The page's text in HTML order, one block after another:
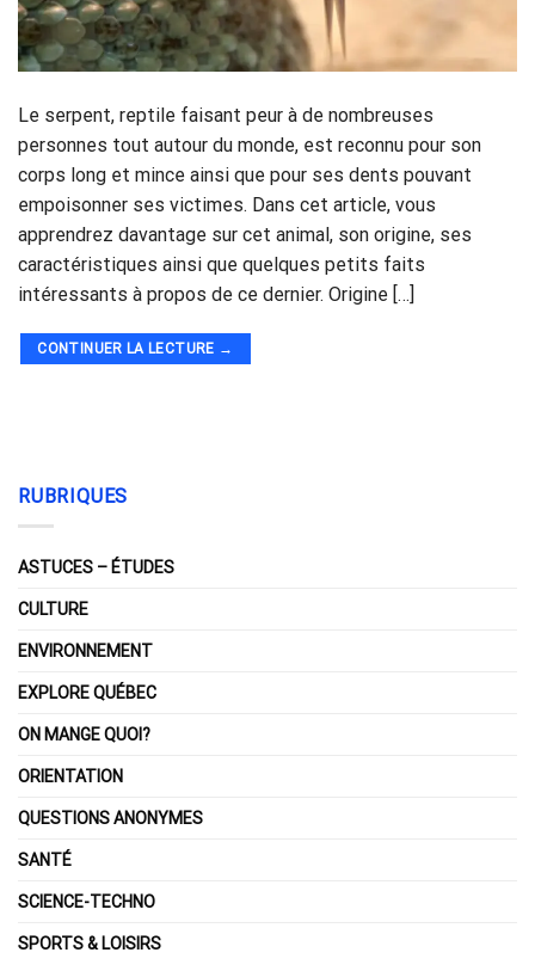
Le serpent, reptile faisant peur à de nombreuses
personnes tout autour du monde, est reconnu pour son
corps long et mince ainsi que pour ses dents pouvant
empoisonner ses victimes. Dans cet article, vous
apprendrez davantage sur cet animal, son origine, ses
caractéristiques ainsi que quelques petits faits
intéressants à propos de ce dernier. Origine […]
CONTINUER LA LECTURE →
RUBRIQUES
ASTUCES – ÉTUDES
CULTURE
ENVIRONNEMENT
EXPLORE QUÉBEC
ON MANGE QUOI?
ORIENTATION
QUESTIONS ANONYMES
SANTÉ
SCIENCE-TECHNO
SPORTS & LOISIRS